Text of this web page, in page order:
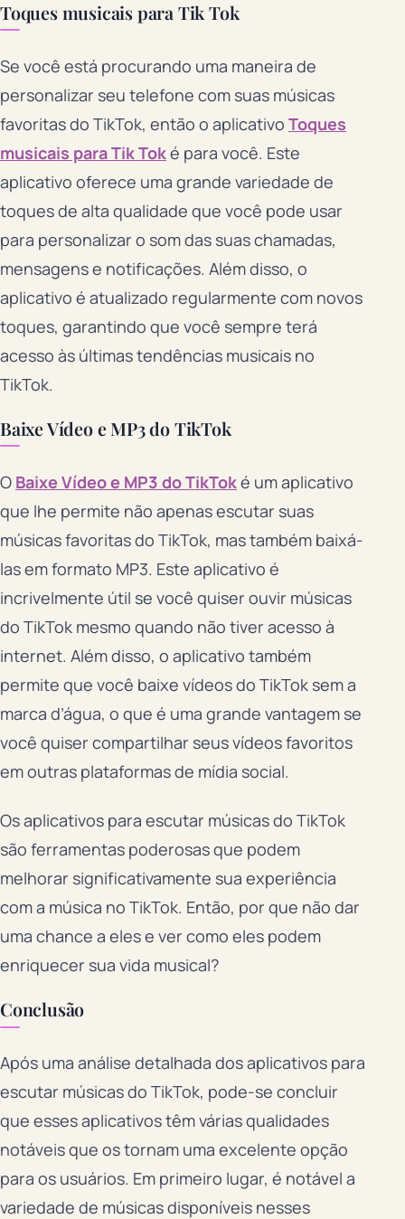
Toques musicais para Tik Tok
Se você está procurando uma maneira de
personalizar seu telefone com suas músicas
favoritas do TikTok, então o aplicativo Toques
musicais para Tik Toké para você. Este
aplicativo oferece uma grande variedade de
toques de alta qualidade que você pode usar
para personalizar o som das suas chamadas,
mensagens e notificações. Além disso, o
aplicativo é atualizado regularmente com novos
toques, garantindo que você sempre terá
acesso às últimas tendências musicais no
TikTok.
Baixe Vídeo e MP3 do TikTok
O Baixe Vídeo e MP3 do TikToké um aplicativo
que lhe permite não apenas escutar suas
músicas favoritas do TikTok, mas também baixá-
las em formato MP3. Este aplicativo é
incrivelmente útil se você quiser ouvir músicas
do TikTok mesmo quando não tiver acesso à
internet. Além disso, o aplicativo também
permite que você baixe vídeos do TikTok sem a
marca d’água, o que é uma grande vantagem se
você quiser compartilhar seus vídeos favoritos
em outras plataformas de mídia social.
Os aplicativos para escutar músicas do TikTok
são ferramentas poderosas que podem
melhorar significativamente sua experiência
com a música no TikTok. Então, por que não dar
uma chance a eles e ver como eles podem
enriquecer sua vida musical?
Conclusão
Após uma análise detalhada dos aplicativos para
escutar músicas do TikTok, pode-se concluir
que esses aplicativos têm várias qualidades
notáveis que os tornam uma excelente opção
para os usuários. Em primeiro lugar, é notável a
variedade de músicas disponíveis nesses